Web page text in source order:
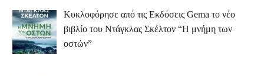
Κυκλοφόρησε από τις Εκδόσεις Gema το νέο
βιβλίο του Ντάγκλας Σκέλτον “Η μνήμη των
οστών”